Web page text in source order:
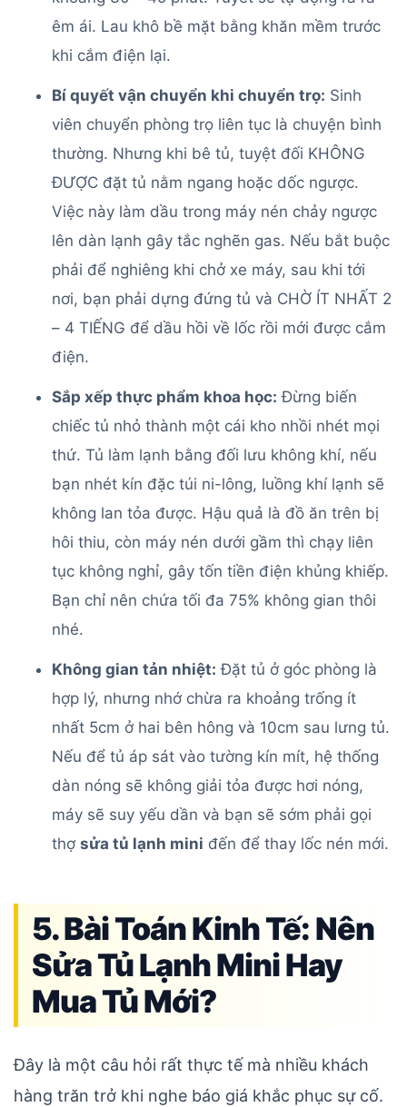
êm ái. Lau khô bề mặt bằng khăn mềm trước
khi cắm điện lại.
Bí quyết vận chuyển khi chuyển trọ: Sinh
viên chuyển phòng trọ liên tục là chuyện bình
thường. Nhưng khi bê tủ, tuyệt đối KHÔNG
ĐƯỢC đặt tủ nằm ngang hoặc dốc ngược.
Việc này làm dầu trong máy nén chảy ngược
lên dàn lạnh gây tắc nghẽn gas. Nếu bắt buộc
phải để nghiêng khi chở xe máy, sau khi tới
nơi, bạn phải dựng đứng tủ và CHỜ ÍT NHẤT 2
– 4 TIẾNG để dầu hồi về lốc rồi mới được cắm
điện.
Sắp xếp thực phẩm khoa học: Đừng biến
chiếc tủ nhỏ thành một cái kho nhồi nhét mọi
thứ. Tủ làm lạnh bằng đối lưu không khí, nếu
bạn nhét kín đặc túi ni-lông, luồng khí lạnh sẽ
không lan tỏa được. Hậu quả là đồ ăn trên bị
hôi thiu, còn máy nén dưới gầm thì chạy liên
tục không nghỉ, gây tốn tiền điện khủng khiếp.
Bạn chỉ nên chứa tối đa 75% không gian thôi
nhé.
Không gian tản nhiệt: Đặt tủ ở góc phòng là
hợp lý, nhưng nhớ chừa ra khoảng trống ít
nhất 5cm ở hai bên hông và 10cm sau lưng tủ.
Nếu để tủ áp sát vào tường kín mít, hệ thống
dàn nóng sẽ không giải tỏa được hơi nóng,
máy sẽ suy yếu dần và bạn sẽ sớm phải gọi
thợsửa tủ lạnh mini đến để thay lốc nén mới.
5. Bài Toán Kinh Tế: Nên
Sửa Tủ Lạnh Mini Hay
Mua Tủ Mới?
Đây là một câu hỏi rất thực tế mà nhiều khách
hàng trăn trở khi nghe báo giá khắc phục sự cố.